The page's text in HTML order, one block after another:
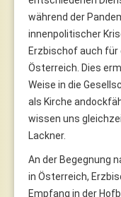
während der
innenpolitischer
Erzbischof auch für
Österreich. Dies
Weise in die
als Kirche
wissen uns
Lackner.
An der Begegnung
in Österreich,
Empfang in der